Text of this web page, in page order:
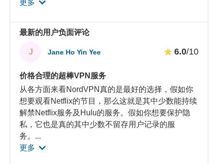
更多
最新的用户负面评论
J Jane Ho Yin Yee 6.0/10
价格合理的超棒VPN服务
从各方面来看NordVPN真的是最好的选择，假如你
想要观看Netflix的节目，那么这就是其中少数能持续
解禁Netflix服务及Hulu的服务。假如你想要保护隐
私，它也是真的其中少数不留存用户记录的服
务。 ...
更多